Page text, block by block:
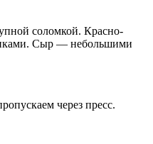
соломкой. Красно-
Сыр — небольшими
через пресс.